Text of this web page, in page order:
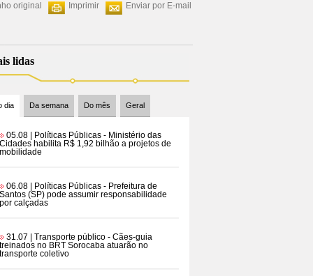
Enviar por E-mail
Imprimir
original
lidas
dia Da semana Do mês Geral
05.08 | Políticas Públicas - Ministério das
Cidades habilita R$ 1,92 bilhão a projetos de
mobilidade
06.08 | Políticas Públicas - Prefeitura de
Santos (SP) pode assumir responsabilidade
por calçadas
31.07 | Transporte público - Cães-guia
treinados no BRT Sorocaba atuarão no
transporte coletivo